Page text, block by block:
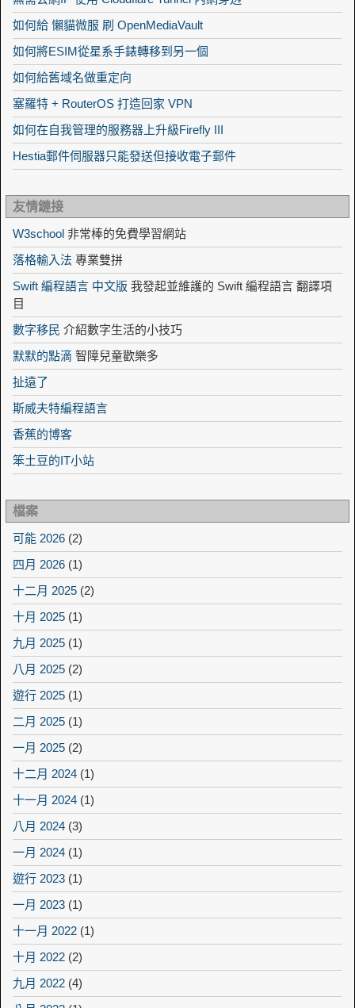
如何給 懶貓微服 刷 OpenMediaVault
如何將ESIM從星系手錶轉移到另一個
如何給舊域名做重定向
塞羅特 + RouterOS 打造回家 VPN
如何在自我管理的服務器上升級Firefly III
Hestia郵件伺服器只能發送但接收電子郵件
友情鏈接
W3school 非常棒的免費學習網站
落格輸入法 專業雙拼
Swift 編程語言 中文版 我發起並維護的 Swift 編程語言 翻譯項
目
數字移民 介紹數字生活的小技巧
默默的點滴 智障兒童歡樂多
扯遠了
斯威夫特編程語言
香蕉的博客
笨土豆的IT小站
檔案
可能 2026 (2)
四月 2026 (1)
十二月 2025 (2)
十月 2025 (1)
九月 2025 (1)
八月 2025 (2)
遊行 2025 (1)
二月 2025 (1)
一月 2025 (2)
十二月 2024 (1)
十一月 2024 (1)
八月 2024 (3)
一月 2024 (1)
遊行 2023 (1)
一月 2023 (1)
十一月 2022 (1)
十月 2022 (2)
九月 2022 (4)